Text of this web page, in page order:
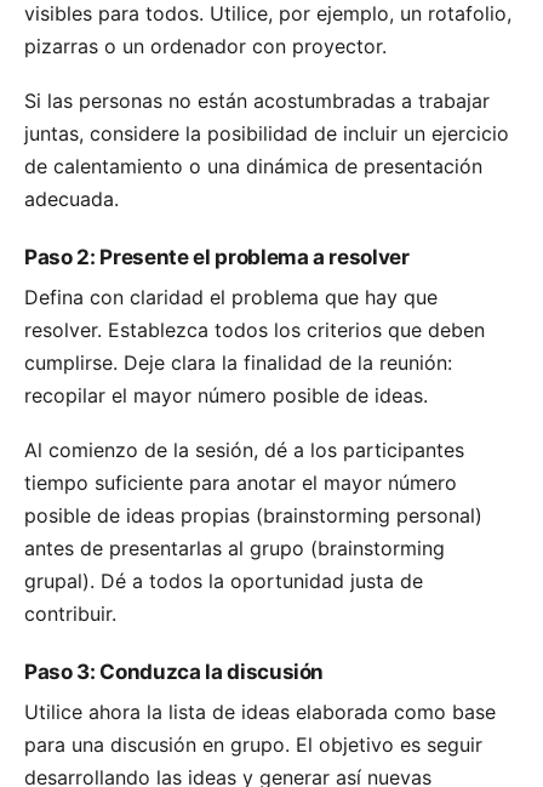
visibles para todos. Utilice, por ejemplo, un rotafolio,
pizarras o un ordenador con proyector.
Si las personas no están acostumbradas a trabajar
juntas, considere la posibilidad de incluir un ejercicio
de calentamiento o una dinámica de presentación
adecuada.
Paso 2: Presente el problema a resolver
Defina con claridad el problema que hay que
resolver. Establezca todos los criterios que deben
cumplirse. Deje clara la finalidad de la reunión:
recopilar el mayor número posible de ideas.
Al comienzo de la sesión, dé a los participantes
tiempo suficiente para anotar el mayor número
posible de ideas propias (brainstorming personal)
antes de presentarlas al grupo (brainstorming
grupal). Dé a todos la oportunidad justa de
contribuir.
Paso 3: Conduzca la discusión
Utilice ahora la lista de ideas elaborada como base
para una discusión en grupo. El objetivo es seguir
desarrollando las ideas y generar así nuevas